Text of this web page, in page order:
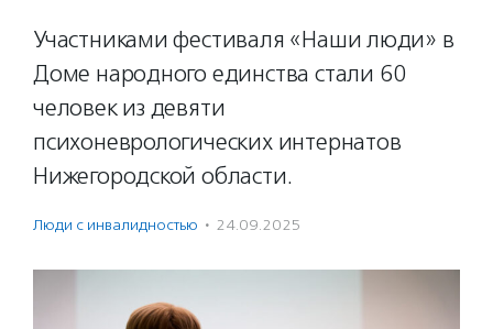
Участниками фестиваля «Наши люди» в
Доме народного единства стали 60
человек из девяти
психоневрологических интернатов
Нижегородской области.
Люди с инвалидностью · 24.09.2025